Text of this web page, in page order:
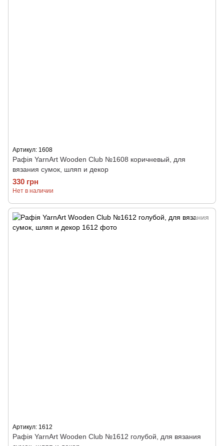
Артикул: 1608
Рафія YarnArt Wooden Club №1608 коричневый, для
вязания сумок, шляп и декор
330 грн
Нет в наличии
Артикул: 1612
Рафія YarnArt Wooden Club №1612 голубой, для вязания